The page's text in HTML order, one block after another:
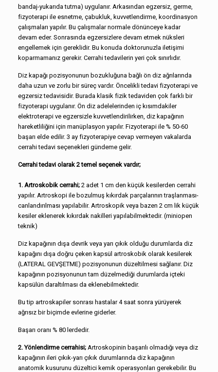
bandaj-yukarıda tutma) uygulanır. Arkasından egzersiz, germe,
fizyoterapi ile esnetme, çabukluk, kuvvetlendirme, koordinasyon
çalışmaları yapılır. Bu çalışmalar normale dönünceye kadar
devam eder. Sonrasında egzersizlere devam etmek nüksleri
engellemek için gereklidir. Bu konuda doktorunuzla iletişimi
koparmamanız gerekir. Cerrahi tedavilerin yeri çok sınırlıdır.
Diz kapağı pozisyonunun bozukluğuna bağlı ön diz ağrılarında
daha uzun ve zorlu bir süreç vardır. Öncelikli tedavi fizyoterapi ve
egzersiz tedavisidir. Burada klasik fizik tedaviden çok farklı bir
fizyoterapi uygulanır. Ön diz adelelerinden iç kısımdakiler
elektroterapi ve egzersizle kuvvetlendirilirken, diz kapağının
hareketliliğini için manüplasyon yapılır. Fizyoterapi ile % 50-60
başarı elde edilir. 3 ay fizyoterapiye cevap vermeyen vakalarda
cerrahi tedavi seçenekleri gündeme gelir.
Cerrahi tedavi olarak 2 temel seçenek vardır;
1. Artroskobik cerrahi;2 adet 1 cm den küçük kesilerden cerrahi
yapılır. Artroskopi ile bozulmuş kıkırdak parçalarının traşlanması-
canlandırılması yapılabilir. Artroskopik veya bazen 2 cm lik küçük
kesiler eklenerek kıkırdak nakilleri yapılabilmektedir. (miniopen
teknik)
Diz kapağının dışa devrik veya yarı çıkık olduğu durumlarda diz
kapağını dışa doğru çeken kapsül artroskobik olarak kesilerek
(LATERAL GEVŞETME) pozisyonunun düzeltilmesi sağlanır. Diz
kapağının pozisyonunun tam düzelmediği durumlarda içteki
kapsülün daraltılması da eklenebilmektedir.
Bu tip artroskapiler sonrası hastalar 4 saat sonra yürüyerek
ağrısız bir biçimde evlerine giderler.
Başarı oranı % 80 lerdedir.
2. Yönlendirme cerrahisi;Artroskopinin başarılı olmadığı veya diz
kapağının ileri çıkık-yarı çıkık durumlarında diz kapağının
anatomik kusurunu düzeltici kemik operasyonları gerekebilir. Bu